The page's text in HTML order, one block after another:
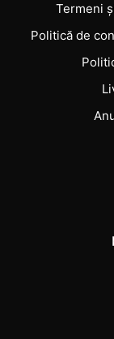
Termeni
Politică de